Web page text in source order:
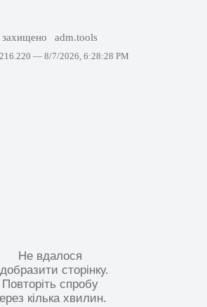
захищено adm.tools
— 8/7/2026, 6:28:28 PM
Не вдалося
сторінку.
Повторіть спробу
кілька хвилин.